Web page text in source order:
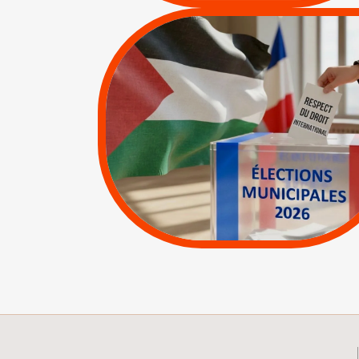
MUNICIPALES 2026 :
JE VOTE POUR LE
RESPECT DU DROIT
INTERNATIONAL EN
PALESTINE
APPELS | Actus |
Espaces Sans
Apartheid
| Lettres d'interpellation